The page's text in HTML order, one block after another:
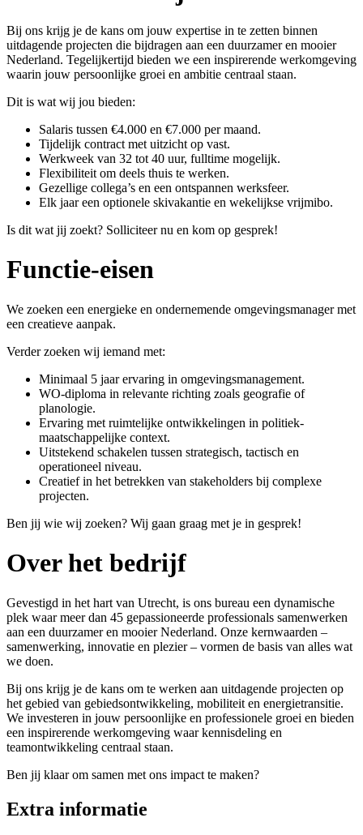
Bij ons krijg je de kans om jouw expertise in te zetten binnen
uitdagende projecten die bijdragen aan een duurzamer en mooier
Nederland. Tegelijkertijd bieden we een inspirerende werkomgeving
waarin jouw persoonlijke groei en ambitie centraal staan.
Dit is wat wij jou bieden:
Salaris tussen €4.000 en €7.000 per maand.
Tijdelijk contract met uitzicht op vast.
Werkweek van 32 tot 40 uur, fulltime mogelijk.
Flexibiliteit om deels thuis te werken.
Gezellige collega’s en een ontspannen werksfeer.
Elk jaar een optionele skivakantie en wekelijkse vrijmibo.
Is dit wat jij zoekt? Solliciteer nu en kom op gesprek!
Functie-eisen
We zoeken een energieke en ondernemende omgevingsmanager met
een creatieve aanpak.
Verder zoeken wij iemand met:
Minimaal 5 jaar ervaring in omgevingsmanagement.
WO-diploma in relevante richting zoals geografie of
planologie.
Ervaring met ruimtelijke ontwikkelingen in politiek-
maatschappelijke context.
Uitstekend schakelen tussen strategisch, tactisch en
operationeel niveau.
Creatief in het betrekken van stakeholders bij complexe
projecten.
Ben jij wie wij zoeken? Wij gaan graag met je in gesprek!
Over het bedrijf
Gevestigd in het hart van Utrecht, is ons bureau een dynamische
plek waar meer dan 45 gepassioneerde professionals samenwerken
aan een duurzamer en mooier Nederland. Onze kernwaarden –
samenwerking, innovatie en plezier – vormen de basis van alles wat
we doen.
Bij ons krijg je de kans om te werken aan uitdagende projecten op
het gebied van gebiedsontwikkeling, mobiliteit en energietransitie.
We investeren in jouw persoonlijke en professionele groei en bieden
een inspirerende werkomgeving waar kennisdeling en
teamontwikkeling centraal staan.
Ben jij klaar om samen met ons impact te maken?
Extra informatie